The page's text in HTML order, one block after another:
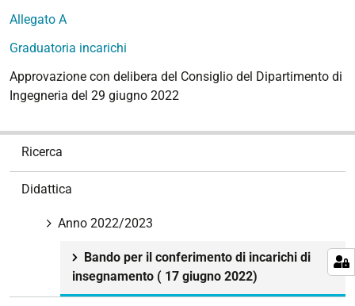
Allegato A
Graduatoria incarichi
Approvazione con delibera del Consiglio del Dipartimento di
Ingegneria del 29 giugno 2022
o
Ricerca
Didattica
Anno 2022/2023
Bando per il conferimento di incarichi di
insegnamento ( 17 giugno 2022)